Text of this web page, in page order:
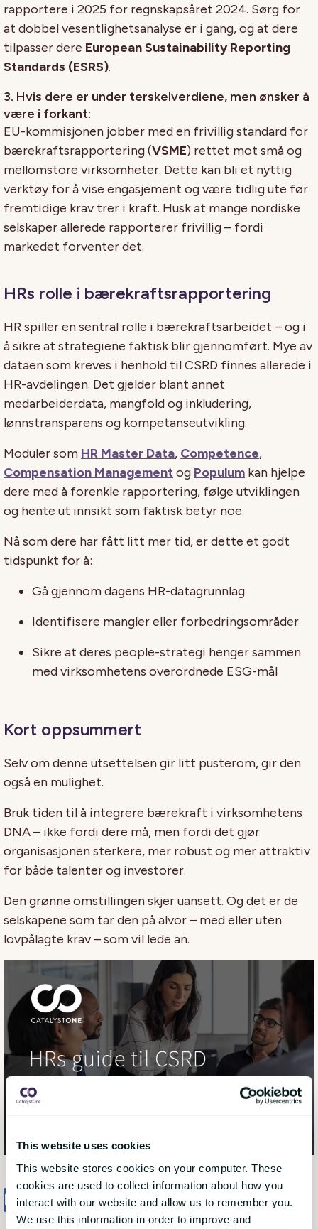
This website uses cookies
This website stores cookies on your computer. These
cookies are used to collect information about how you
interact with our website and allow us to remember you.
We use this information in order to improve and
rapportere i 2025 for regnskapsåret 2024. Sørg for
at dobbel vesentlighetsanalyse er i gang, og at dere
tilpasser dere European Sustainability Reporting
Standards (ESRS).
3. Hvis dere er under terskelverdiene, men ønsker å
være i forkant:
EU-kommisjonen jobber med en frivillig standard for
bærekraftsrapportering (VSME) rettet mot små og
mellomstore virksomheter. Dette kan bli et nyttig
verktøy for å vise engasjement og være tidlig ute før
fremtidige krav trer i kraft. Husk at mange nordiske
selskaper allerede rapporterer frivillig – fordi
markedet forventer det.
HRs rolle i bærekraftsrapportering
HR spiller en sentral rolle i bærekraftsarbeidet – og i
å sikre at strategiene faktisk blir gjennomført. Mye av
dataen som kreves i henhold til CSRD finnes allerede i
HR-avdelingen. Det gjelder blant annet
medarbeiderdata, mangfold og inkludering,
lønnstransparens og kompetanseutvikling.
Moduler som HR Master Data, Competence,
Compensation Managementog Populum kan hjelpe
dere med å forenkle rapportering, følge utviklingen
og hente ut innsikt som faktisk betyr noe.
Nå som dere har fått litt mer tid, er dette et godt
tidspunkt for å:
Gå gjennom dagens HR-datagrunnlag
Identifisere mangler eller forbedringsområder
Sikre at deres people-strategi henger sammen
med virksomhetens overordnede ESG-mål
Kort oppsummert
Selv om denne utsettelsen gir litt pusterom, gir den
også en mulighet.
Bruk tiden til å integrere bærekraft i virksomhetens
DNA – ikke fordi dere må, men fordi det gjør
organisasjonen sterkere, mer robust og mer attraktiv
for både talenter og investorer.
Den grønne omstillingen skjer uansett. Og det er de
selskapene som tar den på alvor – med eller uten
lovpålagte krav – som vil lede an.
Share Tweet Share